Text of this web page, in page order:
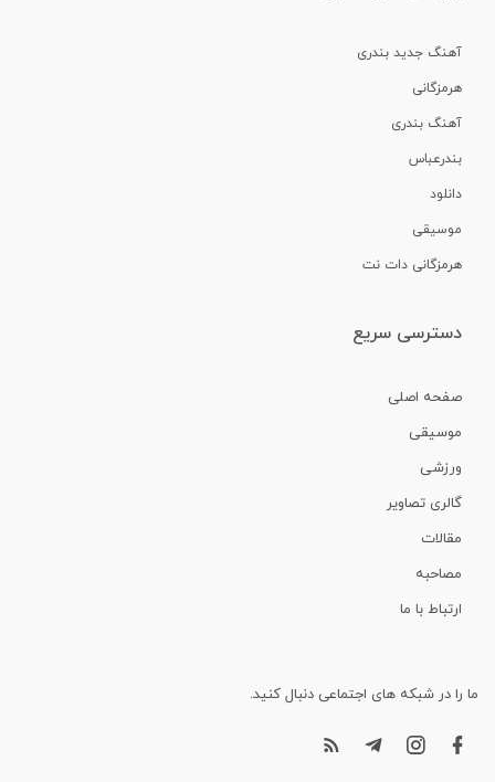
آهنگ جدید بندری
هرمزگانی
آهنگ بندری
بندرعباس
دانلود
موسیقی
هرمزگانی دات نت
دسترسی سریع
صفحه اصلی
موسیقی
ورزشی
گالری تصاویر
مقالات
مصاحبه
ارتباط با ما
ما را در شبکه های اجتماعی دنبال کنید.